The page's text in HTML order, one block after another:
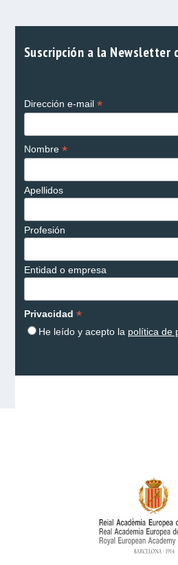
Suscripción a la Newsletter
Dirección e-mail *
Nombre *
Apellidos
Profesión
Entidad o empresa
Privacidad *
He leído y acepto la política de